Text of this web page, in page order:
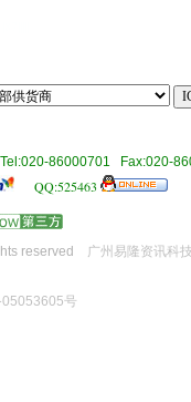
Tel:020-86000701 Fax:020-
QQ:525463
reserved 广州易隆资讯科
号